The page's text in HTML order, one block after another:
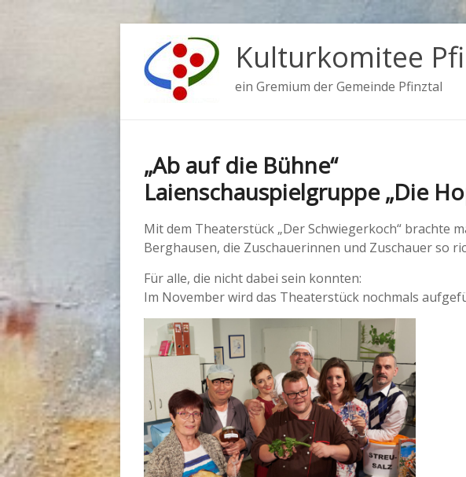
springen
Kulturkomitee
ein Gremium der Gemeinde Pfinztal
„Ab auf die Bühne“
Laienschauspielgruppe „Die
Mit dem Theaterstück „Der Schwiegerkoch“ brachte
Berghausen, die Zuschauerinnen und Zuschauer so
Für alle, die nicht dabei sein konnten:
Im November wird das Theaterstück nochmals